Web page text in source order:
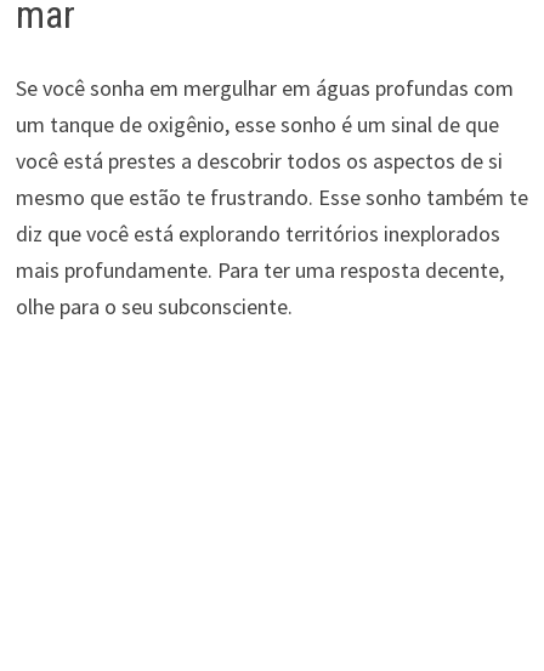
mar
Se você sonha em mergulhar em águas profundas com
um tanque de oxigênio, esse sonho é um sinal de que
você está prestes a descobrir todos os aspectos de si
mesmo que estão te frustrando. Esse sonho também te
diz que você está explorando territórios inexplorados
mais profundamente. Para ter uma resposta decente,
olhe para o seu subconsciente.